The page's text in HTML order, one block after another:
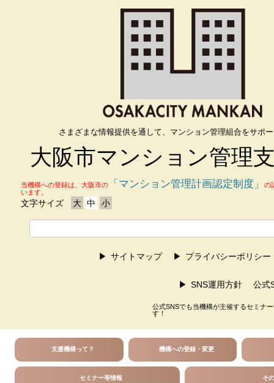
さまざまな情報提供を通して、マンション管理組合をサポ
大阪市マンション管理
当機構への登録は、大阪市の 「マンション管理計画認定制度」
の
います。
文字サイズ 大 中 小
サイトマップ プライバシーポリシー
SNS運用方針 公式
公式SNSでも当機構が主催するセミナ
す！
支援機構って？ 機構への登録・変更
セミナー等情報 そ